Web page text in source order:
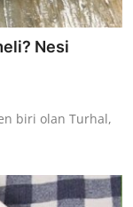
Nesi
biri olan Turhal,